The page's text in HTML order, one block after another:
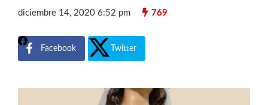
diciembre 14, 2020 6:52 pm 769
Facebook Twitter